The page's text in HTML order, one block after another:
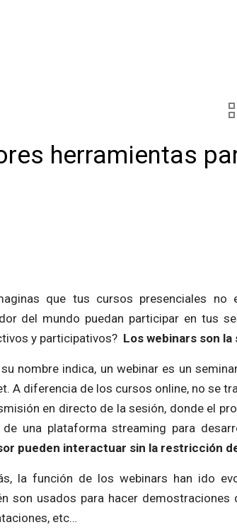
herramientas
que tus cursos presenciales
del mundo puedan participar en tus
y participativos? Los webinars son
nombre indica, un webinar es un
A diferencia de los cursos online, no se
en directo de la sesión, donde el
de una plataforma streaming para
pueden interactuar sin la restricción
la función de los webinars han ido
son usados para hacer
etc…